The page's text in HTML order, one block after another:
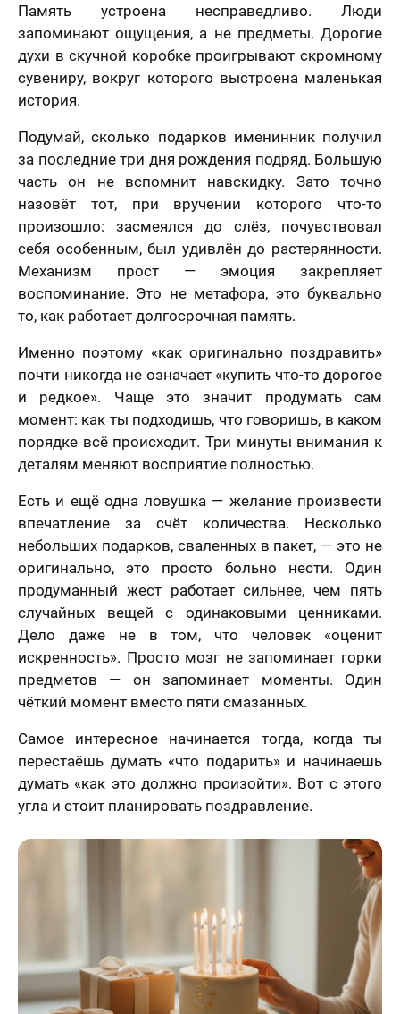
Память устроена несправедливо. Люди
запоминают ощущения, а не предметы. Дорогие
духи в скучной коробке проигрывают скромному
сувениру, вокруг которого выстроена маленькая
история.
Подумай, сколько подарков именинник получил
за последние три дня рождения подряд. Большую
часть он не вспомнит навскидку. Зато точно
назовёт тот, при вручении которого что-то
произошло: засмеялся до слёз, почувствовал
себя особенным, был удивлён до растерянности.
Механизм прост — эмоция закрепляет
воспоминание. Это не метафора, это буквально
то, как работает долгосрочная память.
Именно поэтому «как оригинально поздравить»
почти никогда не означает «купить что-то дорогое
и редкое». Чаще это значит продумать сам
момент: как ты подходишь, что говоришь, в каком
порядке всё происходит. Три минуты внимания к
деталям меняют восприятие полностью.
Есть и ещё одна ловушка — желание произвести
впечатление за счёт количества. Несколько
небольших подарков, сваленных в пакет, — это не
оригинально, это просто больно нести. Один
продуманный жест работает сильнее, чем пять
случайных вещей с одинаковыми ценниками.
Дело даже не в том, что человек «оценит
искренность». Просто мозг не запоминает горки
предметов — он запоминает моменты. Один
чёткий момент вместо пяти смазанных.
Самое интересное начинается тогда, когда ты
перестаёшь думать «что подарить» и начинаешь
думать «как это должно произойти». Вот с этого
угла и стоит планировать поздравление.